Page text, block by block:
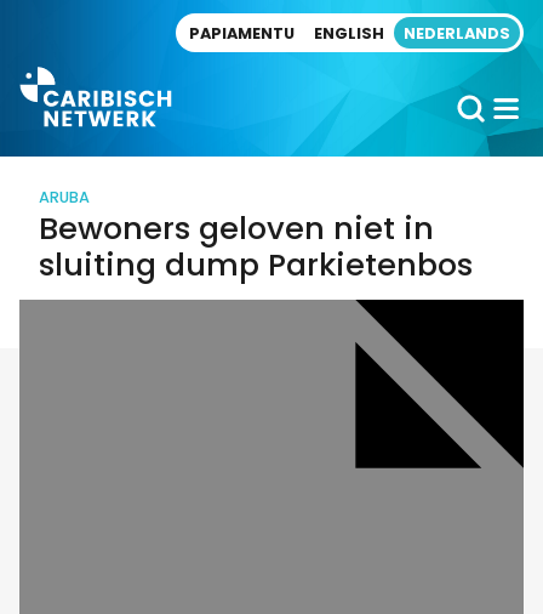
PAPIAMENTU ENGLISH NEDERLANDS
ARUBA
Bewoners geloven niet in
sluiting dump Parkietenbos